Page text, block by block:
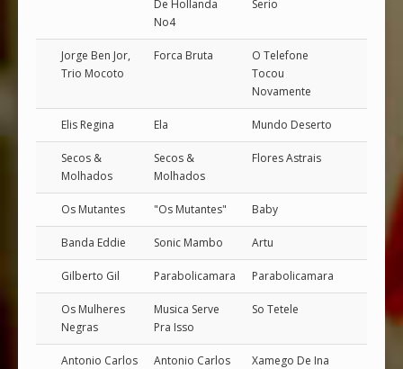
De Hollanda
No4
Serio
Jorge Ben Jor,
Trio Mocoto
Forca Bruta
O Telefone
Tocou
Novamente
Elis Regina Ela Mundo Deserto
Secos &
Molhados
Secos &
Molhados
Flores Astrais
Os Mutantes "Os Mutantes" Baby
Banda Eddie Sonic Mambo Artu
Gilberto Gil Parabolicamara Parabolicamara
Os Mulheres
Negras
Musica Serve
Pra Isso
So Tetele
Antonio Carlos
Antonio Carlos
Xamego De Ina